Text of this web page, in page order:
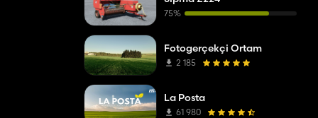
75%
Fotogerçekçi Ortam
2 185
La Posta
61 980